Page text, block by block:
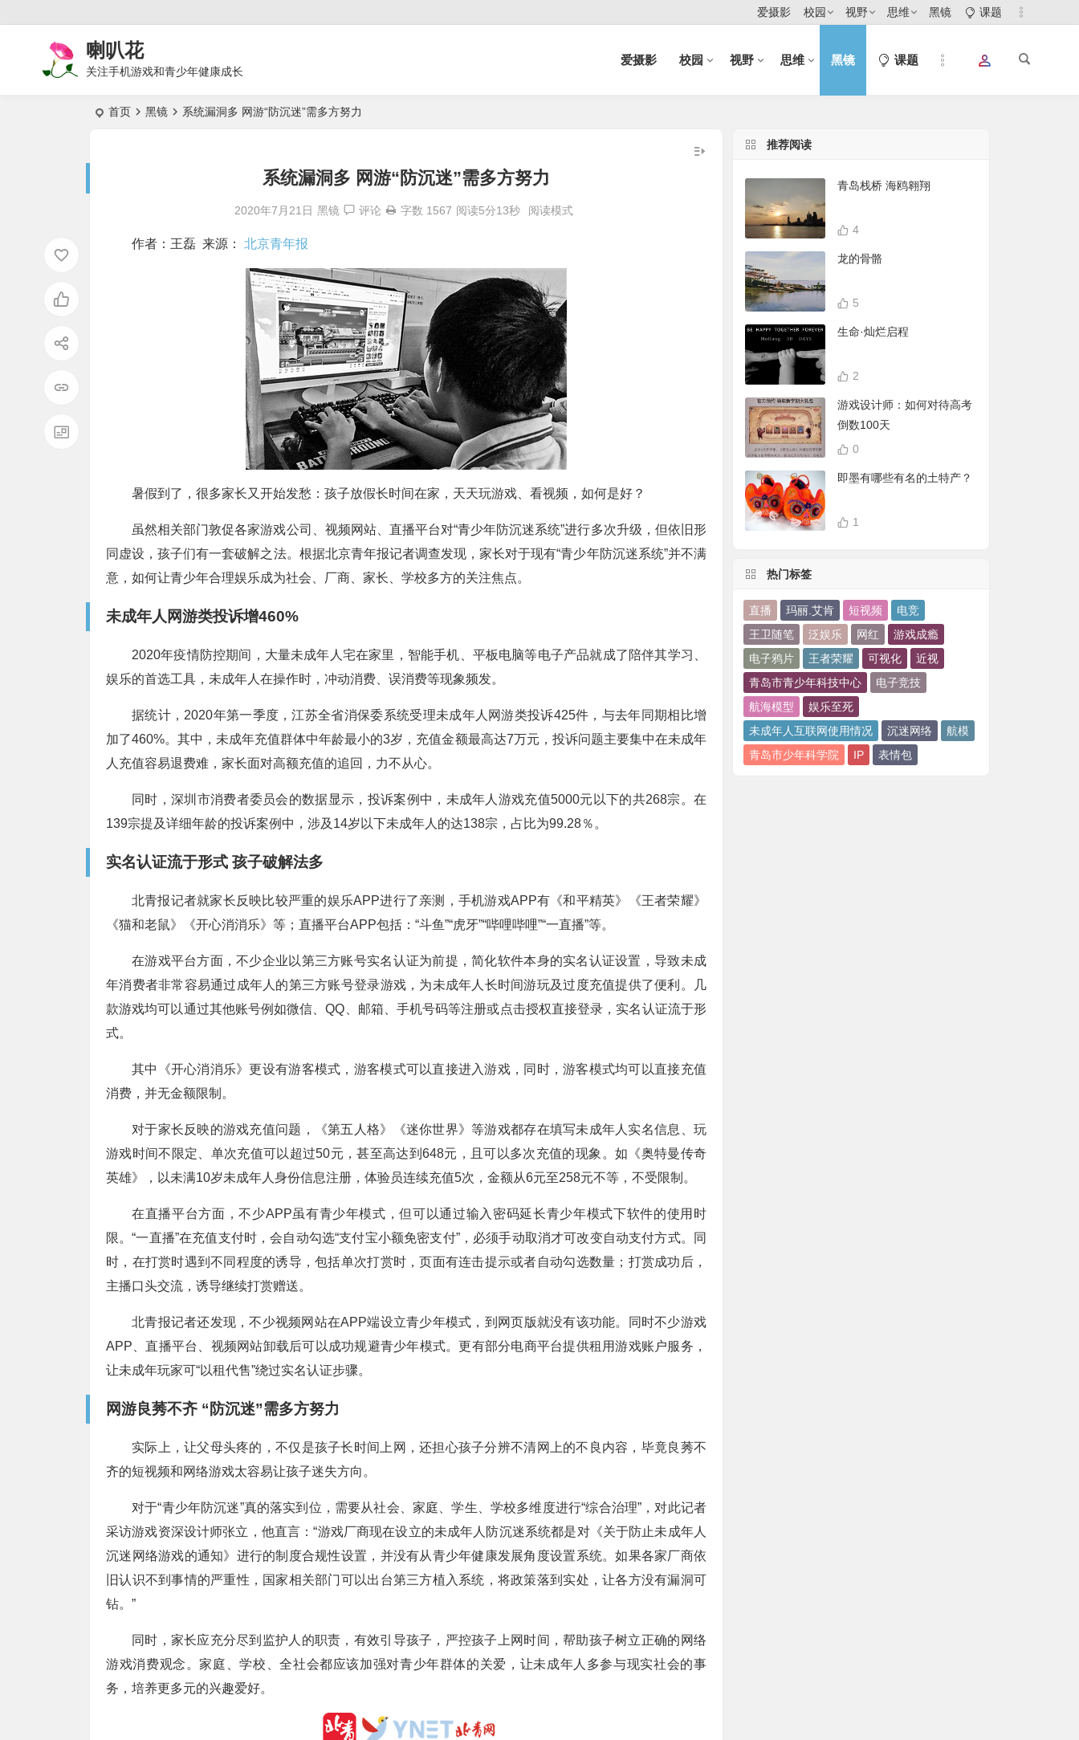
爱摄影 校园 视野 思维 黑镜 课题
喇叭花
关注手机游戏和青少年健康成长
爱摄影 校园 视野 思维 黑镜 课题
首页 黑镜 系统漏洞多 网游“防沉迷”需多方努力
系统漏洞多 网游“防沉迷”需多方努力
2020年7月21日 黑镜 评论 字数 1567 阅读5分13秒 阅读模式
作者：王磊 来源： 北京青年报
暑假到了，很多家长又开始发愁：孩子放假长时间在家，天天玩游戏、看视频，如何是好？
虽然相关部门敦促各家游戏公司、视频网站、直播平台对“青少年防沉迷系统”进行多次升级，但依旧形
同虚设，孩子们有一套破解之法。根据北京青年报记者调查发现，家长对于现有“青少年防沉迷系统”并不满
意，如何让青少年合理娱乐成为社会、厂商、家长、学校多方的关注焦点。
未成年人网游类投诉增460%
2020年疫情防控期间，大量未成年人宅在家里，智能手机、平板电脑等电子产品就成了陪伴其学习、
娱乐的首选工具，未成年人在操作时，冲动消费、误消费等现象频发。
据统计，2020年第一季度，江苏全省消保委系统受理未成年人网游类投诉425件，与去年同期相比增
加了460%。其中，未成年充值群体中年龄最小的3岁，充值金额最高达7万元，投诉问题主要集中在未成年
人充值容易退费难，家长面对高额充值的追回，力不从心。
同时，深圳市消费者委员会的数据显示，投诉案例中，未成年人游戏充值5000元以下的共268宗。在
139宗提及详细年龄的投诉案例中，涉及14岁以下未成年人的达138宗，占比为99.28％。
实名认证流于形式 孩子破解法多
北青报记者就家长反映比较严重的娱乐APP进行了亲测，手机游戏APP有《和平精英》《王者荣耀》
《猫和老鼠》《开心消消乐》等；直播平台APP包括：“斗鱼”“虎牙”“哔哩哔哩”“一直播”等。
在游戏平台方面，不少企业以第三方账号实名认证为前提，简化软件本身的实名认证设置，导致未成
年消费者非常容易通过成年人的第三方账号登录游戏，为未成年人长时间游玩及过度充值提供了便利。几
款游戏均可以通过其他账号例如微信、QQ、邮箱、手机号码等注册或点击授权直接登录，实名认证流于形
式。
其中《开心消消乐》更设有游客模式，游客模式可以直接进入游戏，同时，游客模式均可以直接充值
消费，并无金额限制。
对于家长反映的游戏充值问题，《第五人格》《迷你世界》等游戏都存在填写未成年人实名信息、玩
游戏时间不限定、单次充值可以超过50元，甚至高达到648元，且可以多次充值的现象。如《奥特曼传奇
英雄》，以未满10岁未成年人身份信息注册，体验员连续充值5次，金额从6元至258元不等，不受限制。
在直播平台方面，不少APP虽有青少年模式，但可以通过输入密码延长青少年模式下软件的使用时
限。“一直播”在充值支付时，会自动勾选“支付宝小额免密支付”，必须手动取消才可改变自动支付方式。同
时，在打赏时遇到不同程度的诱导，包括单次打赏时，页面有连击提示或者自动勾选数量；打赏成功后，
主播口头交流，诱导继续打赏赠送。
北青报记者还发现，不少视频网站在APP端设立青少年模式，到网页版就没有该功能。同时不少游戏
APP、直播平台、视频网站卸载后可以成功规避青少年模式。更有部分电商平台提供租用游戏账户服务，
让未成年玩家可“以租代售”绕过实名认证步骤。
网游良莠不齐 “防沉迷”需多方努力
实际上，让父母头疼的，不仅是孩子长时间上网，还担心孩子分辨不清网上的不良内容，毕竟良莠不
齐的短视频和网络游戏太容易让孩子迷失方向。
对于“青少年防沉迷”真的落实到位，需要从社会、家庭、学生、学校多维度进行“综合治理”，对此记者
采访游戏资深设计师张立，他直言：“游戏厂商现在设立的未成年人防沉迷系统都是对《关于防止未成年人
沉迷网络游戏的通知》进行的制度合规性设置，并没有从青少年健康发展角度设置系统。如果各家厂商依
旧认识不到事情的严重性，国家相关部门可以出台第三方植入系统，将政策落到实处，让各方没有漏洞可
钻。”
同时，家长应充分尽到监护人的职责，有效引导孩子，严控孩子上网时间，帮助孩子树立正确的网络
游戏消费观念。家庭、学校、全社会都应该加强对青少年群体的关爱，让未成年人多参与现实社会的事
务，培养更多元的兴趣爱好。
推荐阅读
青岛栈桥 海鸥翱翔
4
龙的骨骼
5
生命·灿烂启程
2
游戏设计师：如何对待高考
倒数100天
0
即墨有哪些有名的土特产？
1
热门标签
直播 玛丽.艾肯 短视频
电竞
王卫随笔
泛娱乐 网红
游戏成瘾
电子鸦片
王者荣耀 可视化
近视
青岛市青少年科技中心
电子竞技
航海模型
娱乐至死
未成年人互联网使用情况
沉迷网络
航模
青岛市少年科学院
IP 表情包